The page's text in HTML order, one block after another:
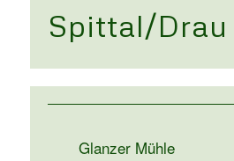
Spittal/Drau
Glanzer Mühle